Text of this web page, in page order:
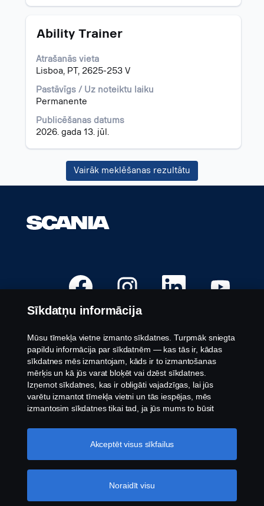
piedāvājumu.
Amats
Ability Trainer
Atrašanās vieta
Lisboa, PT, 2625-253 V
Pastāvīgs / Uz noteiktu laiku
Permanente
Publicēšanas datums
2026. gada 13. jūl.
Atlasiet,
nospiežot
atstarpes
taustiņu,
skatītu
visu
par
darba
piedāvājumu.
Vairāk meklēšanas rezultātu
v
r
a
j
a
u
n
ā
c
i
n
ē
v
r
a
a
u
n
ā
c
i
n
ē
A
v
a
u
n
ā
c
i
n
ē
v
a
u
n
ā
i
n
ē
Pieejamās pozīcijas
Darba vietu atrašanās vietas
Sazinieties ar mums
Par Scania
Juridisks paziņojums
Paziņojums par privātumu
Sīkdatnes
Sīkdatņu informācija
Mūsu tīmekļa vietne izmanto sīkdatnes. Turpmāk sniegta
papildu informācija par sīkdatnēm — kas tās ir, kādas
sīkdatnes mēs izmantojam, kāds ir to izmantošanas
mērķis un kā jūs varat bloķēt vai dzēst sīkdatnes.
Izņemot sīkdatnes, kas ir obligāti vajadzīgas, lai jūs
varētu izmantot tīmekļa vietni un tās iespējas, mēs
izmantosim sīkdatnes tikai tad, ja jūs mums to būsit
Noraidīt visu
Akceptēt visus sīkfailus